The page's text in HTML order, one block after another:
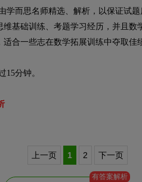
而思名师精选、解析，以保证试题
基础训练、考题学习经历，并且数
合一些志在数学拓展训练中夺取佳
分钟。
上一页 1 2 下一页
有答案解析